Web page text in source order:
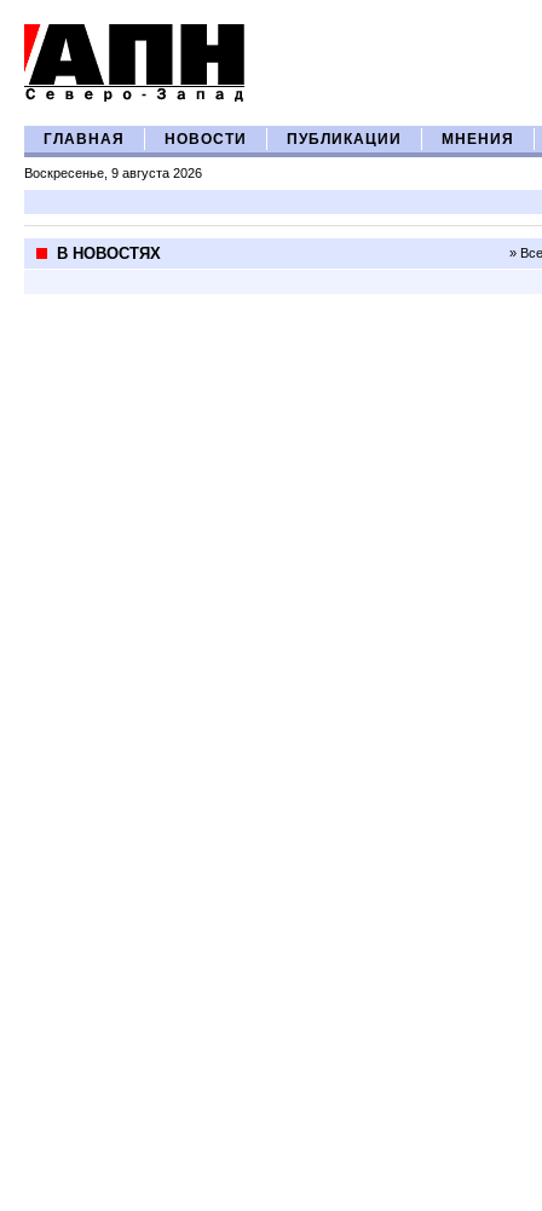
ГЛАВНАЯ НОВОСТИ ПУБЛИКАЦИИ МНЕНИЯ
Воскресенье, 9 августа 2026
В НОВОСТЯХ »